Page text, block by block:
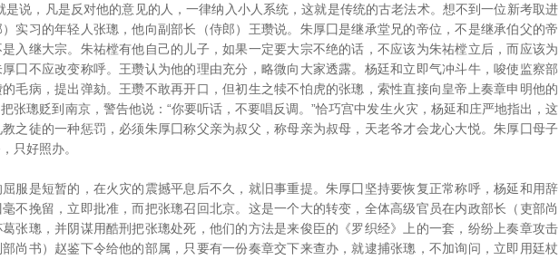
说，凡是反对他的意见的人，一律纳入小人系统，这就是传统的古老法术。想不到一位新考取进
实习的年轻人张璁，他向副部长（侍郎）王瓒说。朱厚囗是继承堂兄的帝位，不是继承伯父的帝
入继大宗。朱祐樘有他自己的儿子，如果一定要大宗不绝的话，不应该为朱祐樘立后，而应该为
囗不应改变称呼。王瓒认为他的理由充分，略微向大家透露。杨廷和立即气冲斗牛，唆使监察部
毛病，提出弹劾。王瓒不敢再开口，但初生之犊不怕虎的张璁，索性直接向皇帝上奏章申明他的
张璁贬到南京，警告他说：“你要听话，不要唱反调。”恰巧宫中发生火灾，杨延和庄严地指出，这
之徒的一种惩罚，必须朱厚囗称父亲为叔父，称母亲为叔母，天老爷才会龙心大悦。朱厚囗母子
只好照办。
是短暂的，在火灾的震撼平息后不久，就旧事重提。朱厚囗坚持要恢复正常称呼，杨延和用辞
不挽留，立即批准，而把张璁召回北京。这是一个大的转变，全体高级官员在内政部长（吏部尚
张璁，并阴谋用酷刑把张璁处死，他们的方法是来俊臣的《罗织经》上的一套，纷纷上奏章攻击
尚书）赵鉴下令给他的部属，只要有一份奏章交下来查办，就逮捕张璁，不加询问，立即用廷杖